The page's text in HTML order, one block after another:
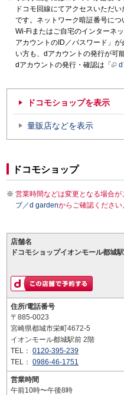
ドコモ回線にてアクセスいただ
です。ネットワーク暗証番号につ
Wi-Fiまたはご自宅のインターネ
アカウントのID／パスワード」
い方も、dアカウントの発行が可能
dアカウントの発行・確認は「
d
ドコモショップを表示
量販店などを表示
ドコモショップ
営業時間などは変更となる場合
プ／d gardenからご確認ください
店舗名
ドコモショップイオンモール都城
住所/電話番号
〒885-0023
宮崎県都城市栄町4672-5
イオンモール都城駅前 2階
TEL： 0120-395-239
TEL： 0986-46-1751
営業時間
午前10時〜午後8時